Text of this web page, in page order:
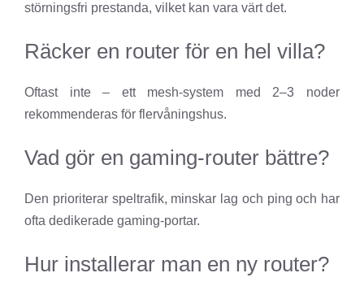
störningsfri prestanda, vilket kan vara värt det.
Räcker en router för en hel villa?
Oftast inte – ett mesh-system med 2–3 noder
rekommenderas för flervåningshus.
Vad gör en gaming-router bättre?
Den prioriterar speltrafik, minskar lag och ping och har
ofta dedikerade gaming-portar.
Hur installerar man en ny router?